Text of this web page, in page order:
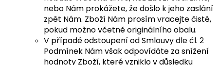
nebo Nám prokážete, že došlo k jeho zaslání
zpět Nám. Zboží Nám prosím vracejte čisté,
pokud možno včetně originálního obalu.
V případě odstoupení od Smlouvy dle čl. 2
Podmínek Nám však odpovídáte za snížení
hodnoty Zboží, které vzniklo v důsledku